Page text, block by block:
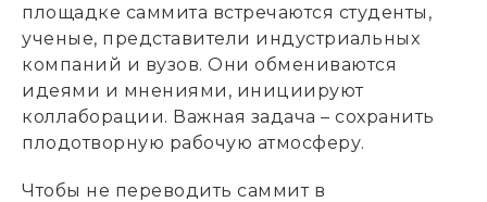
площадке саммита встречаются студенты,
ученые, представители индустриальных
компаний и вузов. Они обмениваются
идеями и мнениями, инициируют
коллаборации. Важная задача – сохранить
плодотворную рабочую атмосферу.
Чтобы не переводить саммит в